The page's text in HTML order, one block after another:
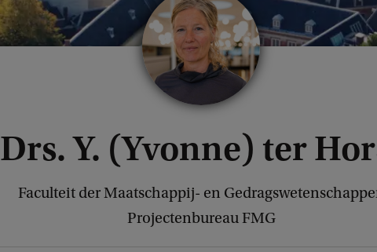
Drs. Y. (Yvonne) ter
Faculteit der Maatschappij- en
Projectenbureau FMG